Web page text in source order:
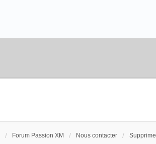
Forum Passion XM Nous contacter